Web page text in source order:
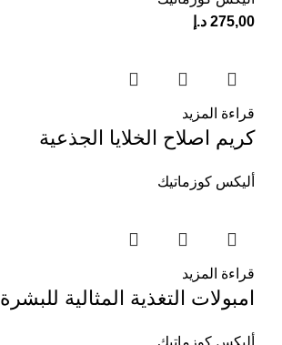
275,00 د.إ
قراءة المزيد
كريم اصلاح الخلايا الجذعية
أليكس كوزماتيك
قراءة المزيد
امبولات التغذية المثالية للبشرة